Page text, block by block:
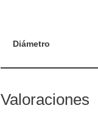
Diámetro
Valoraciones